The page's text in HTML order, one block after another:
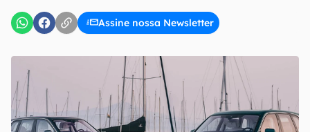
Assine nossa Newsletter
Uso e Política de Privacidade do Canaltech.